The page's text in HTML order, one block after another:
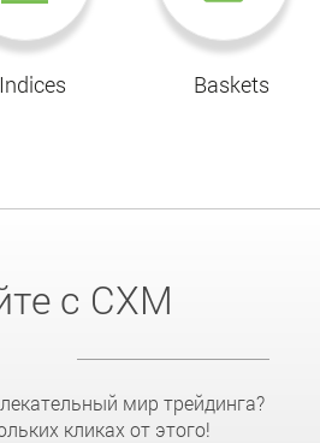
Indices Baskets
с CXM
мир трейдинга?
кликах от этого!